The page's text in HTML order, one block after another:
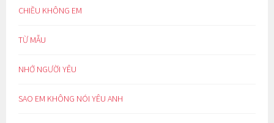
CHIỀU KHÔNG EM
TỪ MẪU
NHỚ NGƯỜI YÊU
SAO EM KHÔNG NÓI YÊU ANH